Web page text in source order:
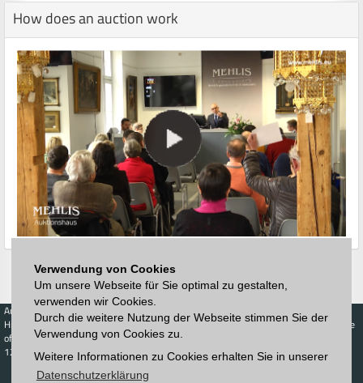
Verwendung von Cookies
Um unsere Webseite für Sie optimal zu gestalten,
verwenden wir Cookies.
Durch die weitere Nutzung der Webseite stimmen Sie der
Verwendung von Cookies zu.
Weitere Informationen zu Cookies erhalten Sie in unserer
Datenschutzerklärung
How does an auction work
Auctions
Highest acceptance
of bids
123. Auktion
Schedule
Catalog
Buy
Live-Auction
Calendar
Sell
Price Database
Highest acceptance
Auction house